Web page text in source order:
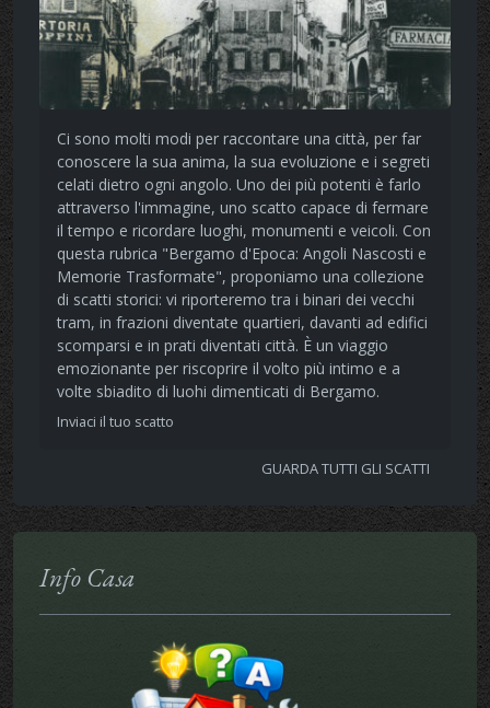
Ci sono molti modi per raccontare una città, per far
conoscere la sua anima, la sua evoluzione e i segreti
celati dietro ogni angolo. Uno dei più potenti è farlo
attraverso l'immagine, uno scatto capace di fermare
il tempo e ricordare luoghi, monumenti e veicoli. Con
questa rubrica "Bergamo d'Epoca: Angoli Nascosti e
Memorie Trasformate", proponiamo una collezione
di scatti storici: vi riporteremo tra i binari dei vecchi
tram, in frazioni diventate quartieri, davanti ad edifici
scomparsi e in prati diventati città. È un viaggio
emozionante per riscoprire il volto più intimo e a
volte sbiadito di luohi dimenticati di Bergamo.
Inviaci il tuo scatto
GUARDA TUTTI GLI SCATTI
Info Casa